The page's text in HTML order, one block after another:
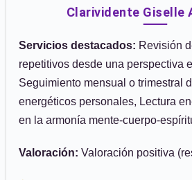
Clarividente Giselle
Servicios destacados: Revisión
repetitivos desde una perspectiva
Seguimiento mensual o trimestral
energéticos personales, Lectura
en la armonía mente-cuerpo-
Valoración: Valoración positiva